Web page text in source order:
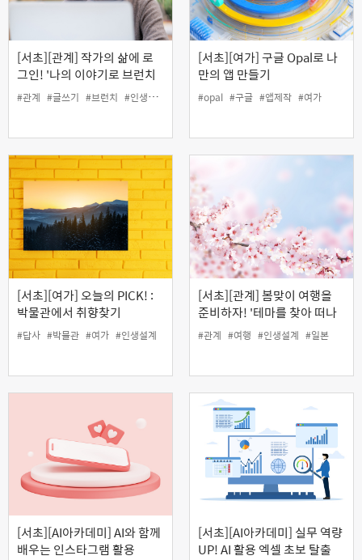
[서초][관계] 작가의 삶에 로
그인! '나의 이야기로 브런치
작가 도전하기'
#관계 #글쓰기 #브런치 #인생설계
[서초][여가] 구글 Opal로 나
만의 앱 만들기
#opal #구글 #앱제작 #여가
[서초][여가] 오늘의 PICK! :
박물관에서 취향찾기
#답사 #박물관 #여가 #인생설계
[서초][관계] 봄맞이 여행을
준비하자! '테마를 찾아 떠나
는 일본여행'
#관계 #여행 #인생설계 #일본
[서초][AI아카데미] AI와 함께
배우는 인스타그램 활용
[서초][AI아카데미] 실무 역량
UP! AI 활용 엑셀 초보 탈출